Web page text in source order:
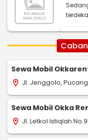
Sewa Mobil
location_on Jl. Jenggolo,
Sewa Mobil Okka
location_on Jl. Letkol Istiqlah